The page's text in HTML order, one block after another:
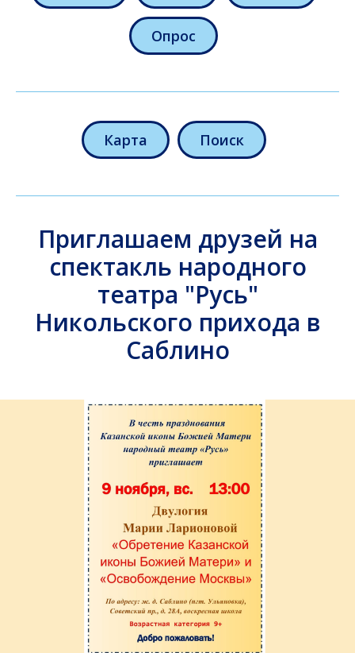
Опрос
Карта Поиск
Приглашаем друзей на
спектакль народного
театра "Русь"
Никольского прихода в
Саблино